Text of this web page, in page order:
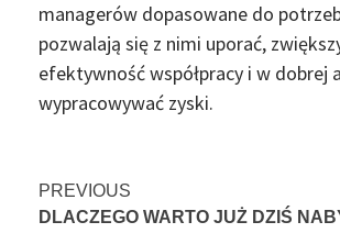
managerów dopasowane do
pozwalają się z nimi uporać,
efektywność współpracy i w dobrej
wypracowywać zyski.
Continue
PREVIOUS
DLACZEGO WARTO JUŻ DZIŚ